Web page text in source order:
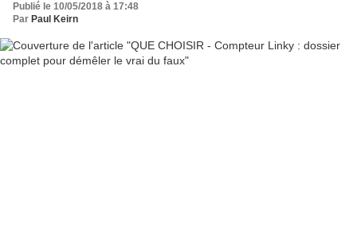
Publié le 10/05/2018 à 17:48
Par Paul Keirn